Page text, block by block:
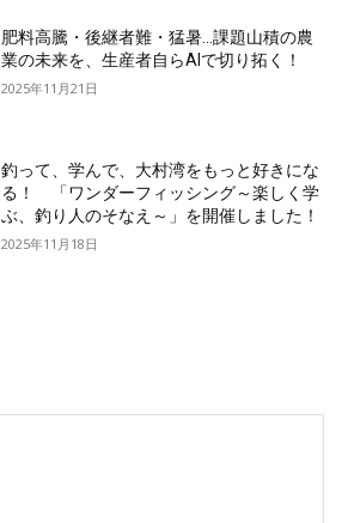
肥料高騰・後継者難・猛暑…課題山積の農
業の未来を、生産者自らAIで切り拓く！
2025年11月21日
釣って、学んで、大村湾をもっと好きにな
る！ 「ワンダーフィッシング～楽しく学
ぶ、釣り人のそなえ～」を開催しました！
2025年11月18日